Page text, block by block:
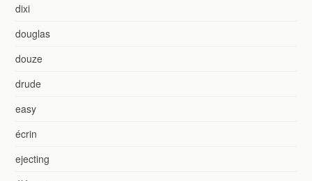
dixi
douglas
douze
drude
easy
écrin
ejecting